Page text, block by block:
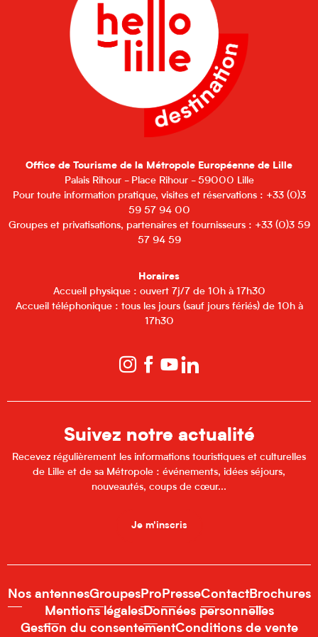
Office de Tourisme de la Métropole Européenne de Lille
Palais Rihour - Place Rihour - 59000 Lille
Pour toute information pratique, visites et réservations : +33 (0)3
59 57 94 00
Groupes et privatisations, partenaires et fournisseurs : +33 (0)3 59
57 94 59
Horaires
Accueil physique : ouvert 7j/7 de 10h à 17h30
Accueil téléphonique : tous les jours (sauf jours fériés) de 10h à
17h30
Suivez notre actualité
Recevez régulièrement les informations touristiques et culturelles
de Lille et de sa Métropole : événements, idées séjours,
nouveautés, coups de cœur...
Je m'inscris
Nos antennesGroupesPro PresseContactBrochures
Mentions légalesDonnées personnelles
Gestion du consentementConditions de vente